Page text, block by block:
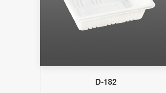
D-182